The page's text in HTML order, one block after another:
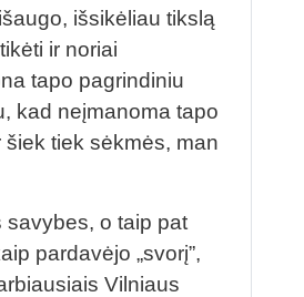
išsikėliau tikslą
ir noriai
tapo pagrindiniu
kad neįmanoma tapo
tiek sėkmės, man
savybes, o taip pat
pardavėjo „svorį”,
Vilniaus